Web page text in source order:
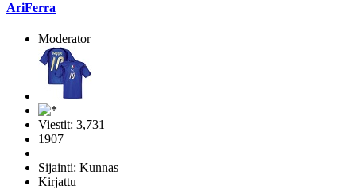
AriFerra
Moderator
Viestit: 3,731
1907
Sijainti: Kunnas
Kirjattu